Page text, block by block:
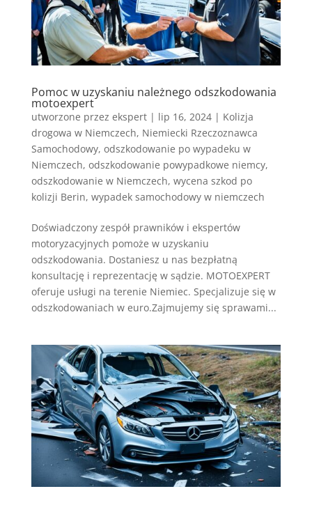
Pomoc w uzyskaniu należnego odszkodowania
motoexpert
utworzone przez ekspert| lip 16, 2024| Kolizja
drogowa w Niemczech, Niemiecki Rzeczoznawca
Samochodowy, odszkodowanie po wypadeku w
Niemczech, odszkodowanie powypadkowe niemcy,
odszkodowanie w Niemczech, wycena szkod po
kolizji Berin, wypadek samochodowy w niemczech
Doświadczony zespół prawników i ekspertów
motoryzacyjnych pomoże w uzyskaniu
odszkodowania. Dostaniesz u nas bezpłatną
konsultację i reprezentację w sądzie. MOTOEXPERT
oferuje usługi na terenie Niemiec. Specjalizuje się w
odszkodowaniach w euro.Zajmujemy się sprawami...